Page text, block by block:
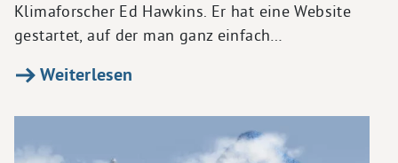
Klimaforscher Ed Hawkins. Er hat eine Website
gestartet, auf der man ganz einfach…
Weiterlesen